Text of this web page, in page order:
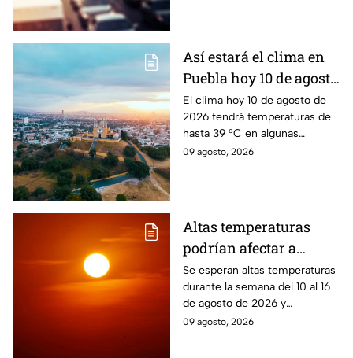
Así estará el clima en
Puebla hoy 10 de agosto
de 2026: Riesgo de
lluvias
El clima hoy 10 de agosto de
2026 tendrá temperaturas de
hasta 39 °C en algunas
regiones de Puebla; esperan
09 agosto, 2026
Altas temperaturas
podrían afectar a
Puebla del 10 al 16 de
agosto: Regiones en
riesgo
Se esperan altas temperaturas
durante la semana del 10 al 16
de agosto de 2026 y
condiciones que podrían
09 agosto, 2026